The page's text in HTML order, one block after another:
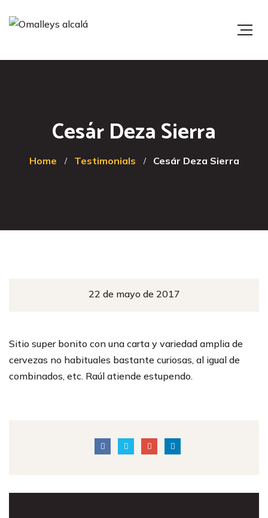
Cesár Deza Sierra
Home Testimonials Cesár Deza Sierra
22 de mayo de 2017
Sitio super bonito con una carta y variedad amplia de
cervezas no habituales bastante curiosas, al igual de
combinados, etc. Raúl atiende estupendo.